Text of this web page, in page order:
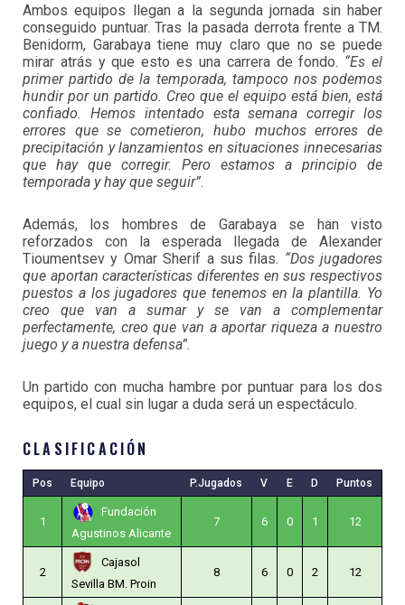
Ambos equipos llegan a la segunda jornada sin haber
conseguido puntuar. Tras la pasada derrota frente a TM.
Benidorm, Garabaya tiene muy claro que no se puede
mirar atrás y que esto es una carrera de fondo. “Es el
primer partido de la temporada, tampoco nos podemos
hundir por un partido. Creo que el equipo está bien, está
confiado. Hemos intentado esta semana corregir los
errores que se cometieron, hubo muchos errores de
precipitación y lanzamientos en situaciones innecesarias
que hay que corregir. Pero estamos a principio de
temporada y hay que seguir”.
Además, los hombres de Garabaya se han visto
reforzados con la esperada llegada de Alexander
Tioumentsev y Omar Sherif a sus filas. “Dos jugadores
que aportan características diferentes en sus respectivos
puestos a los jugadores que tenemos en la plantilla. Yo
creo que van a sumar y se van a complementar
perfectamente, creo que van a aportar riqueza a nuestro
juego y a nuestra defensa”.
Un partido con mucha hambre por puntuar para los dos
equipos, el cual sin lugar a duda será un espectáculo.
CLASIFICACIÓN
Pos Equipo P.Jugados V E D Puntos
1
Fundación
Agustinos Alicante
7 6 0 1 12
2
Cajasol
Sevilla BM. Proin
8 6 0 2 12